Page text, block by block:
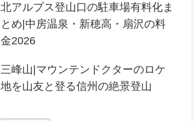
北アルプス登山口の駐車場有料化ま
とめ|中房温泉・新穂高・扇沢の料
金2026
三峰山|マウンテンドクターのロケ
地を山友と登る信州の絶景登山